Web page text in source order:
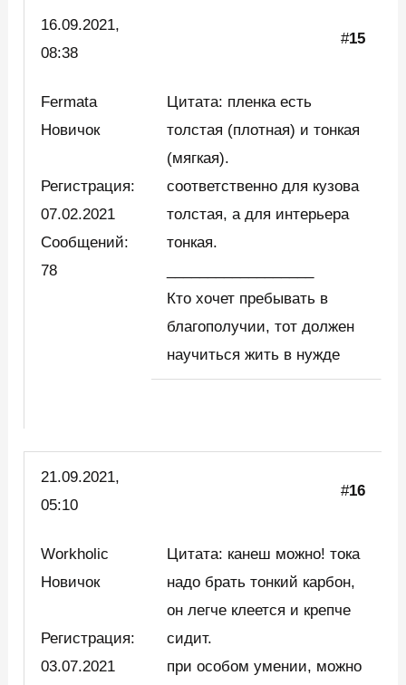
16.09.2021,
08:38
#15
Fermata
Новичок
Регистрация:
07.02.2021
Сообщений:
78
Цитата: пленка есть
толстая (плотная) и тонкая
(мягкая).
соответственно для кузова
толстая, а для интерьера
тонкая.
Кто хочет пребывать в
благополучии, тот должен
научиться жить в нужде
21.09.2021,
05:10
#16
Workholic
Новичок
Регистрация:
03.07.2021
Цитата: канеш можно! тока
надо брать тонкий карбон,
он легче клеется и крепче
сидит.
при особом умении, можно